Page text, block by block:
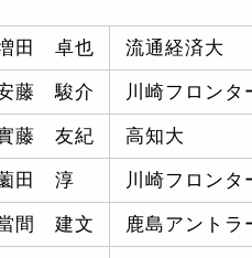
田 卓也 流通経済大
藤 駿介 川崎フロンタ
藤 友紀 高知大
田 淳 川崎フロンタ
間 建文 鹿島アントラ